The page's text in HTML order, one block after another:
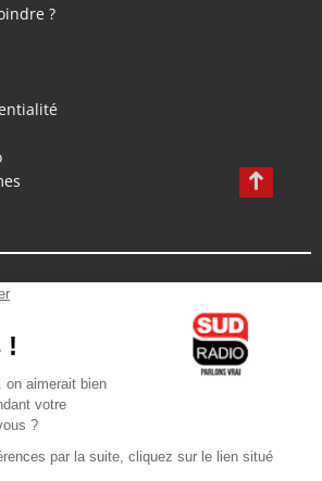
?
/ Android
l'application